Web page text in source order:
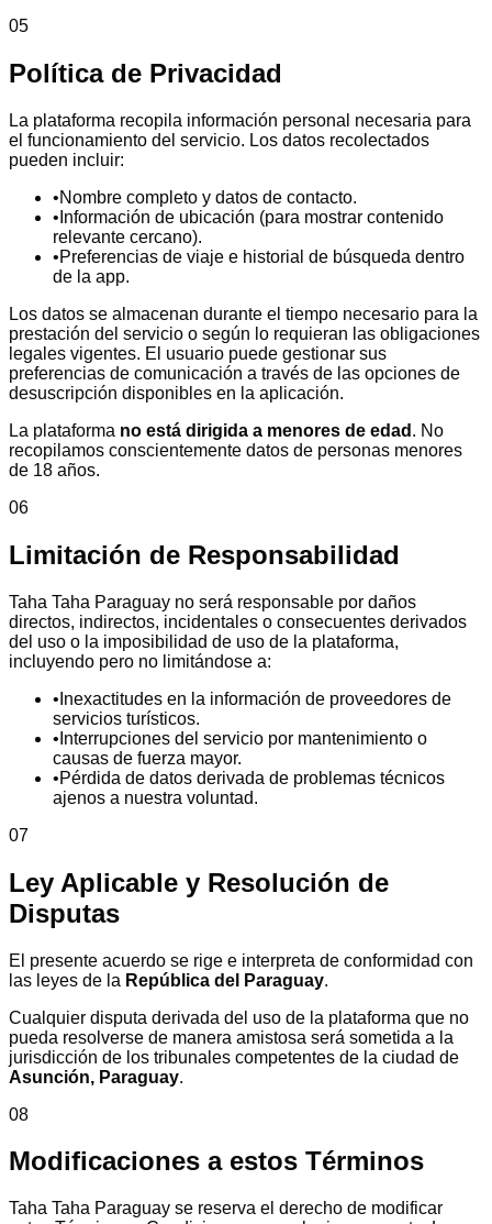
05
Política de Privacidad
La plataforma recopila información personal necesaria para
el funcionamiento del servicio. Los datos recolectados
pueden incluir:
•Nombre completo y datos de contacto.
• Información de ubicación (para mostrar contenido
relevante cercano).
•Preferencias de viaje e historial de búsqueda dentro
de la app.
Los datos se almacenan durante el tiempo necesario para la
prestación del servicio o según lo requieran las obligaciones
legales vigentes. El usuario puede gestionar sus
preferencias de comunicación a través de las opciones de
desuscripción disponibles en la aplicación.
La plataforma no está dirigida a menores de edad . No
recopilamos conscientemente datos de personas menores
de 18 años.
06
Limitación de Responsabilidad
Taha Taha Paraguay no será responsable por daños
directos, indirectos, incidentales o consecuentes derivados
del uso o la imposibilidad de uso de la plataforma,
incluyendo pero no limitándose a:
• Inexactitudes en la información de proveedores de
servicios turísticos.
• Interrupciones del servicio por mantenimiento o
causas de fuerza mayor.
•Pérdida de datos derivada de problemas técnicos
ajenos a nuestra voluntad.
07
Ley Aplicable y Resolución de
Disputas
El presente acuerdo se rige e interpreta de conformidad con
las leyes de la República del Paraguay.
Cualquier disputa derivada del uso de la plataforma que no
pueda resolverse de manera amistosa será sometida a la
jurisdicción de los tribunales competentes de la ciudad de
Asunción, Paraguay.
08
Modificaciones a estos Términos
Taha Taha Paraguay se reserva el derecho de modificar